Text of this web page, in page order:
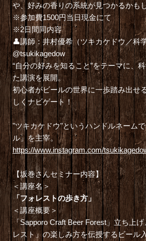
や、好みの香りの系統が見つかるかも
※参加費1500円当日現金にて
※2日間同内容
👤講師：井村優希（ツキカケドウ／科
@tsukikagedow
“自分の好みを知ること”をテーマに、
た講演を展開。
初心者がビールの世界に一歩踏み出せ
しくナビゲート！
"ツキカケドウ"というハンドルネーム
ル」を主宰。
https://www.instagram.com/
【坂巻さんセミナー内容】
＜講座名＞
「フォレストの歩き方」
＜講座概要＞
「Sapporo Craft Beer Forest」立ち上
レスト」の楽しみ方を伝授するビール